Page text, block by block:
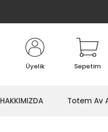
Üyelik Sepetim
HAKKIMIZDA Totem Av